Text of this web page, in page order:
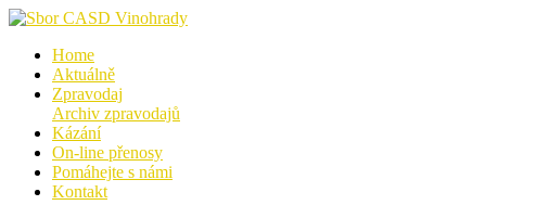
Home
Aktuálně
Zpravodaj
Archiv zpravodajů
Kázání
On-line přenosy
Pomáhejte s námi
Kontakt